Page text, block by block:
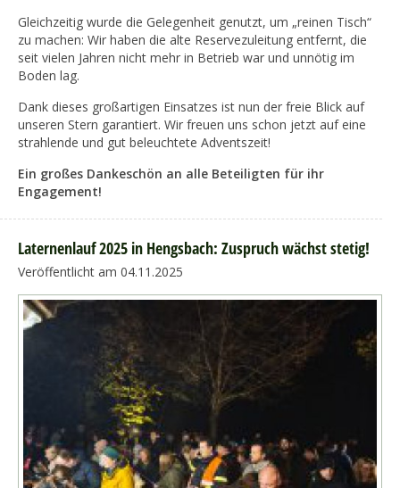
Gleichzeitig wurde die Gelegenheit genutzt, um „reinen Tisch“
zu machen: Wir haben die alte Reservezuleitung entfernt, die
seit vielen Jahren nicht mehr in Betrieb war und unnötig im
Boden lag.
Dank dieses großartigen Einsatzes ist nun der freie Blick auf
unseren Stern garantiert. Wir freuen uns schon jetzt auf eine
strahlende und gut beleuchtete Adventszeit!
Ein großes Dankeschön an alle Beteiligten für ihr
Engagement!
Laternenlauf 2025 in Hengsbach: Zuspruch wächst stetig!
Veröffentlicht am 04.11.2025